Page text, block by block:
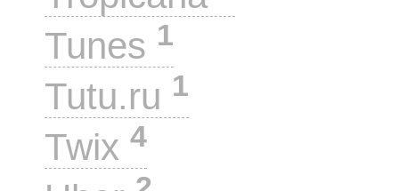
Tunes 1
Tutu.ru 1
Twix 4